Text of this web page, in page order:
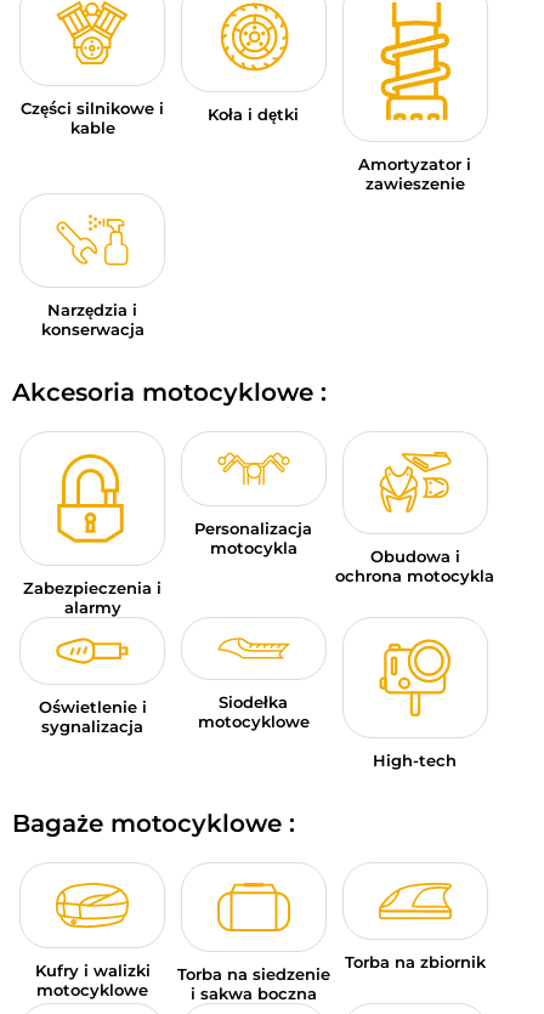
Części silnikowe i
kable
Koła i dętki
Amortyzator i
zawieszenie
Narzędzia i
konserwacja
Akcesoria motocyklowe :
Zabezpieczenia i
alarmy
Personalizacja
motocykla
Obudowa i
ochrona motocykla
Oświetlenie i
sygnalizacja
Siodełka
motocyklowe
High-tech
Bagaże motocyklowe :
Kufry i walizki
motocyklowe
Torba na siedzenie
i sakwa boczna
Torba na zbiornik